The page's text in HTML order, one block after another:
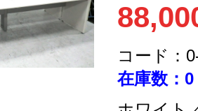
コード：
在庫数：0